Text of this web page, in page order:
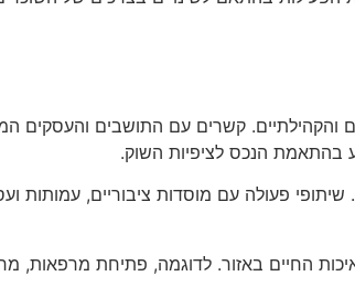
קשרים עם התושבים והעסקים
בהתאמת הנכס לציפיות השוק.
פעולה עם מוסדות ציבוריים, עמותות
החיים באזור. לדוגמה, פתיחת מרפאות,